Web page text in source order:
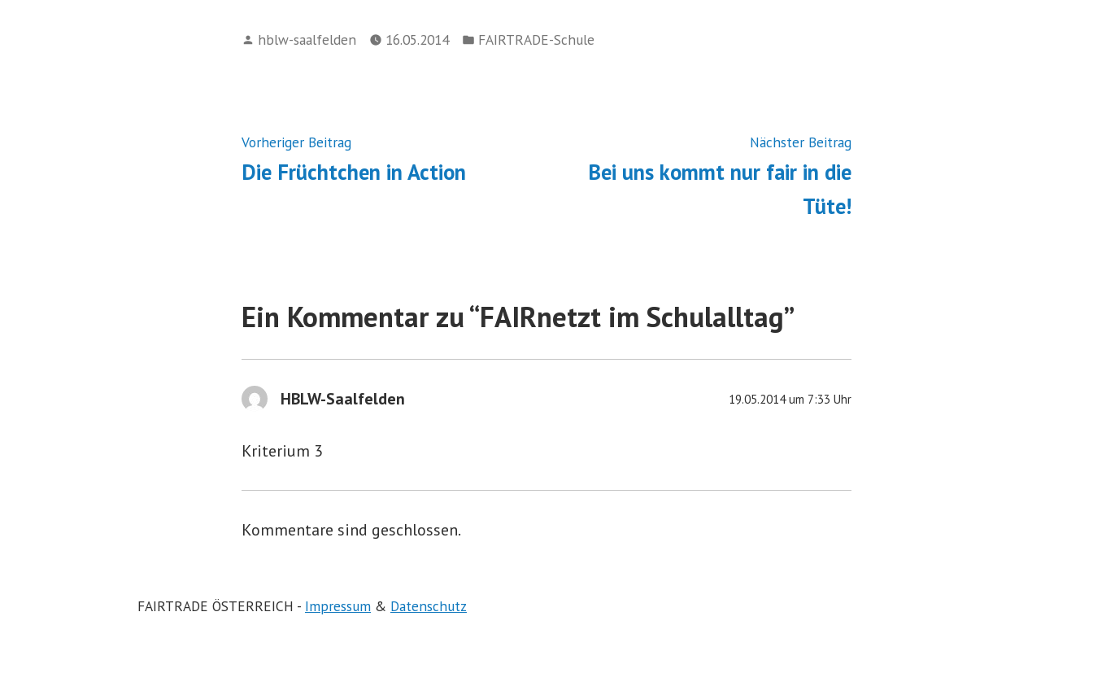
Verfasst
hblw-saalfelden 16.05.2014
Veröffentlicht
FAIRTRADE-Schule
Beitragsnavigation
Vorheriger BeitragNächster
Beitrag:
Die Früchtchen in Action
Nächster BeitragVorheriger
Beitrag:
Bei uns kommt nur fair in die
Tüte!
Ein Kommentar zu “FAIRnetzt im Schulalltag”
HBLW-Saalfelden 19.05.2014 um 7:33 Uhr
Kriterium 3
Kommentare sind geschlossen.
FAIRTRADE ÖSTERREICH - Impressum & Datenschutz